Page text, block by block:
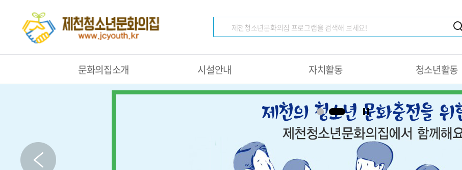
문화의집소개 시설안내 자치활동 청소년활동